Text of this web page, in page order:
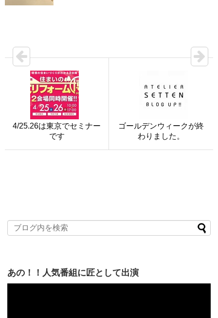
4/25.26は東京でセミナー
です
ゴールデンウィークが終
わりました。
あの！！人気番組に匠として出演